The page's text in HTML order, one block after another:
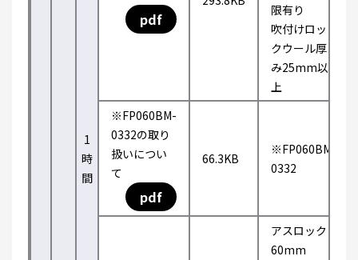
1
時
間
pdf
限有り
吹付けロッ
クウール厚
み25mm以
上
※FP060BM-
0332の取り
扱いについ
て
pdf
66.3KB
※FP060BM-
0332
アスロック
60mm